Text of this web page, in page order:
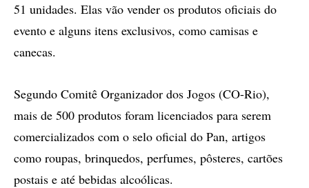
51 unidades. Elas vão vender os produtos oficiais do
evento e alguns itens exclusivos, como camisas e
canecas.
Segundo Comitê Organizador dos Jogos (CO-Rio),
mais de 500 produtos foram licenciados para serem
comercializados com o selo oficial do Pan, artigos
como roupas, brinquedos, perfumes, pôsteres, cartões
postais e até bebidas alcoólicas.